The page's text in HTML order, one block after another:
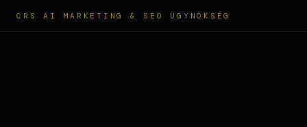
CRS AI MARKETING & SEO ÜGYNÖKSÉG